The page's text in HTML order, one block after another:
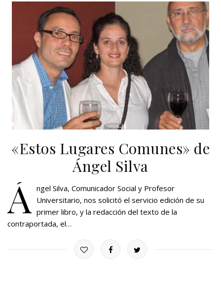
«Estos Lugares Comunes» de
Ángel Silva
Á ngel Silva, Comunicador Social y Profesor
Universitario, nos solicitó el servicio edición de su
primer libro, y la redacción del texto de la
contraportada, el…